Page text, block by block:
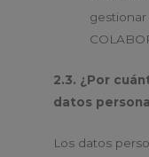
2.3. ¿Por
datos
Los datos